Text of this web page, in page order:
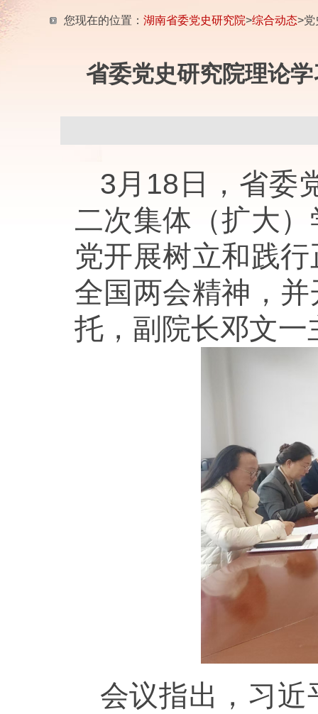
您现在的位置： 湖南省委党史研究院>综合动态>党
省委党史研究院理论
3月18日，省委
二次集体（扩大
党开展树立和践
全国两会精神，
托，副院长邓文
会议指出，习